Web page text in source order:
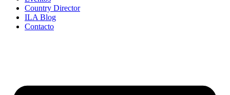
Country Director
ILA Blog
Contacto